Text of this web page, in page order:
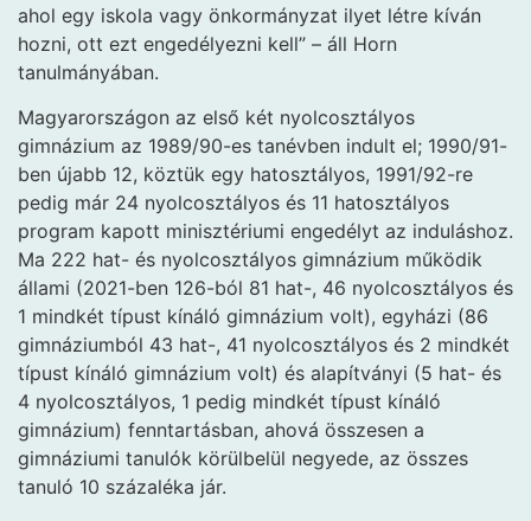
ahol egy iskola vagy önkormányzat ilyet létre kíván
hozni, ott ezt engedélyezni kell” – áll Horn
tanulmányában.
Magyarországon az első két nyolcosztályos
gimnázium az 1989/90-es tanévben indult el; 1990/91-
ben újabb 12, köztük egy hatosztályos, 1991/92-re
pedig már 24 nyolcosztályos és 11 hatosztályos
program kapott minisztériumi engedélyt az induláshoz.
Ma 222 hat- és nyolcosztályos gimnázium működik
állami (2021-ben 126-ból 81 hat-, 46 nyolcosztályos és
1 mindkét típust kínáló gimnázium volt), egyházi (86
gimnáziumból 43 hat-, 41 nyolcosztályos és 2 mindkét
típust kínáló gimnázium volt) és alapítványi (5 hat- és
4 nyolcosztályos, 1 pedig mindkét típust kínáló
gimnázium) fenntartásban, ahová összesen a
gimnáziumi tanulók körülbelül negyede, az összes
tanuló 10 százaléka jár.